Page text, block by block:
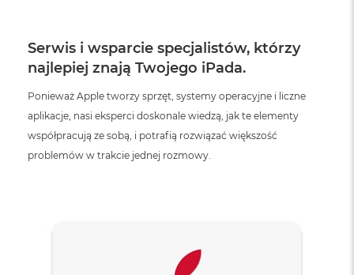
Serwis i wsparcie specjalistów, którzy
najlepiej znają Twojego iPada.
Ponieważ Apple tworzy sprzęt, systemy operacyjne i liczne
aplikacje, nasi eksperci doskonale wiedzą, jak te elementy
współpracują ze sobą, i potrafią rozwiązać większość
problemów w trakcie jednej rozmowy.